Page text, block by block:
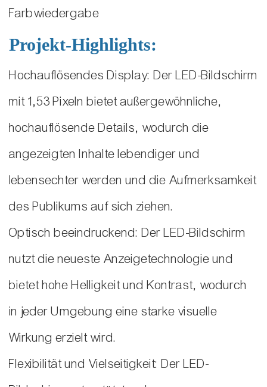
Farbwiedergabe
Projekt-Highlights:
Hochauflösendes Display: Der LED-Bildschirm
mit 1,53 Pixeln bietet außergewöhnliche,
hochauflösende Details, wodurch die
angezeigten Inhalte lebendiger und
lebensechter werden und die Aufmerksamkeit
des Publikums auf sich ziehen.
Optisch beeindruckend: Der LED-Bildschirm
nutzt die neueste Anzeigetechnologie und
bietet hohe Helligkeit und Kontrast, wodurch
in jeder Umgebung eine starke visuelle
Wirkung erzielt wird.
Flexibilität und Vielseitigkeit: Der LED-